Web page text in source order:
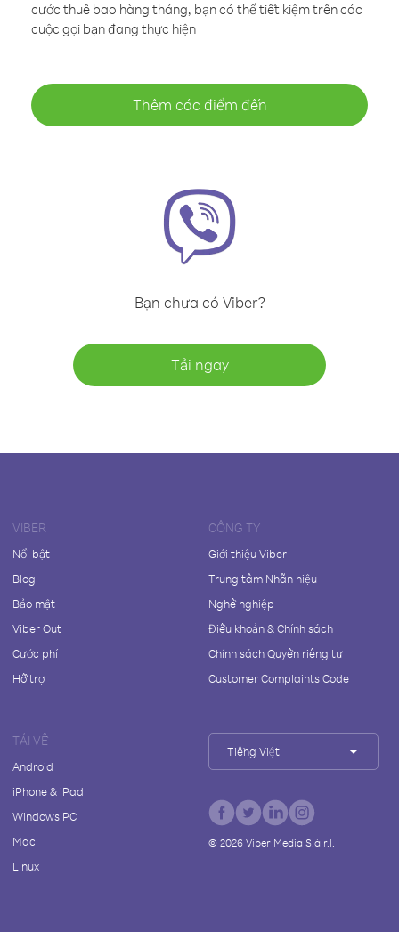
cước thuê bao hàng tháng, bạn có thể tiết kiệm trên các
cuộc gọi bạn đang thực hiện
Thêm các điểm đến
Bạn chưa có Viber?
Tải ngay
VIBER
Nổi bật
Blog
Bảo mật
Viber Out
Cước phí
Hỗ trợ
CÔNG TY
Giới thiệu Viber
Trung tâm Nhãn hiệu
Nghề nghiệp
Điều khoản & Chính sách
Chính sách Quyền riêng tư
Customer Complaints Code
TẢI VỀ
Android
iPhone & iPad
Windows PC
Mac
Linux
Tiếng Việt
© 2026Viber Media S.à r.l.